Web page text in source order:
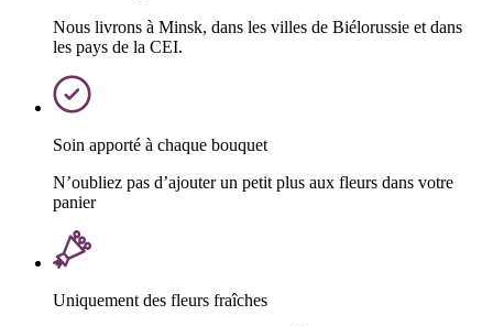
Nous livrons à Minsk, dans les villes de Biélorussie et dans
les pays de la CEI.
Soin apporté à chaque bouquet
N’oubliez pas d’ajouter un petit plus aux fleurs dans votre
panier
Uniquement des fleurs fraîches